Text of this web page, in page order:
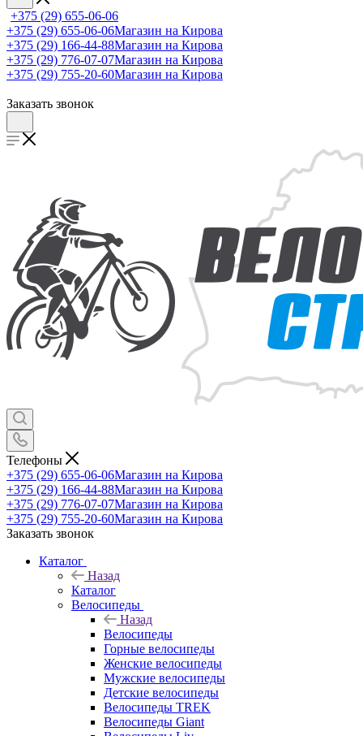
+375 (29) 655-06-06
+375 (29) 655-06-06Магазин на Кирова
+375 (29) 166-44-88Магазин на Кирова
+375 (29) 776-07-07Магазин на Кирова
+375 (29) 755-20-60Магазин на Кирова
Заказать звонок
Телефоны
+375 (29) 655-06-06Магазин на Кирова
+375 (29) 166-44-88Магазин на Кирова
+375 (29) 776-07-07Магазин на Кирова
+375 (29) 755-20-60Магазин на Кирова
Заказать звонок
Каталог
Назад
Каталог
Велосипеды
Назад
Велосипеды
Горные велосипеды
Женские велосипеды
Мужские велосипеды
Детские велосипеды
Велосипеды TREK
Велосипеды Giant